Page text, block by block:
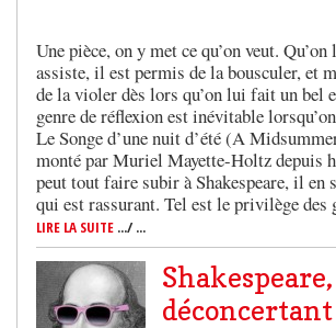
Une pièce, on y met ce qu’on veut.
assiste, il est permis de la bousculer, et
de la violer dès lors qu’on lui fait un bel
genre de réflexion est inévitable
Le Songe d’une nuit d’été (A
monté par Muriel Mayette-Holtz depuis
peut tout faire subir à Shakespeare, il
qui est rassurant. Tel est le privilège
LIRE LA SUITE .../ ...
déconcertant